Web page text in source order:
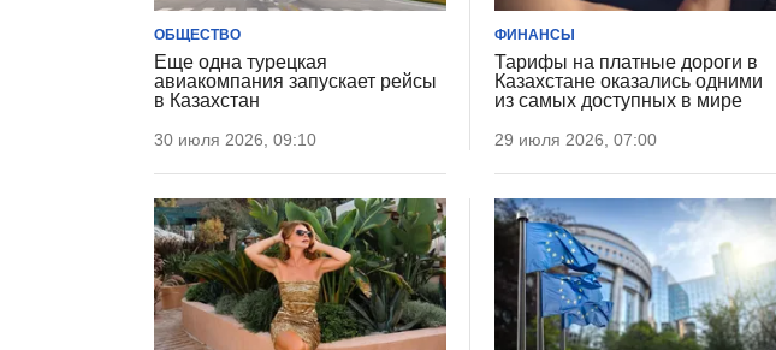
ОБЩЕСТВО
Еще одна турецкая
авиакомпания запускает рейсы
в Казахстан
30 июля 2026, 09:10
ФИНАНСЫ
Тарифы на платные дороги в
Казахстане оказались одними
из самых доступных в мире
29 июля 2026, 07:00